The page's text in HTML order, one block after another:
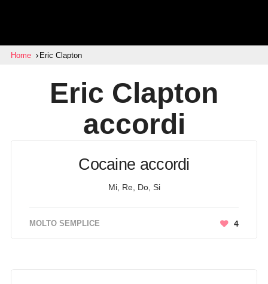
Home Eric Clapton
Eric Clapton
accordi
Cocaine accordi
Mi, Re, Do, Si
MOLTO SEMPLICE 4